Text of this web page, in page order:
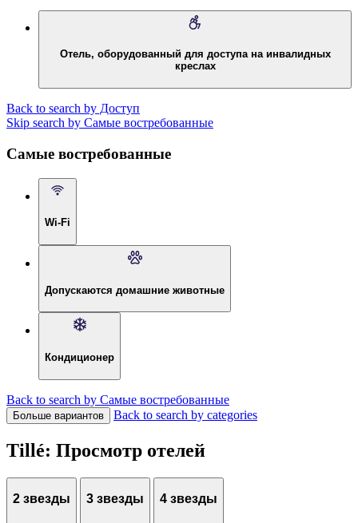
Отель, оборудованный для доступа на инвалидных
креслах
Back to search by Доступ
Skip search by Самые востребованные
Самые востребованные
Wi-Fi
Допускаются домашние животные
Кондиционер
Back to search by Самые востребованные
Больше вариантов Back to search by categories
Tillé: Просмотр отелей
2 звезды 3 звезды 4 звезды